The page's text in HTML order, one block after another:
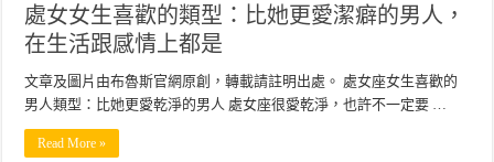
處女女生喜歡的類型：比她更愛潔癖的男人，
在生活跟感情上都是
文章及圖片由布魯斯官網原創，轉載請註明出處。 處女座女生喜歡的
男人類型：比她更愛乾淨的男人 處女座很愛乾淨，也許不一定要 …
Read More »